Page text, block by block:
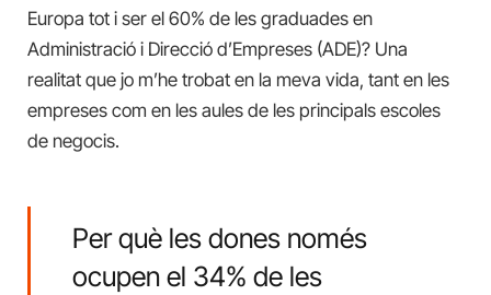
Europa tot i ser el 60% de les graduades en
Administració i Direcció d’Empreses (ADE)? Una
realitat que jo m’he trobat en la meva vida, tant en les
empreses com en les aules de les principals escoles
de negocis.
Per què les dones només
ocupen el 34% de les